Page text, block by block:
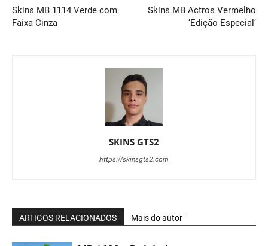
Skins MB 1114 Verde com
Faixa Cinza
Skins MB Actros Vermelho
‘Edição Especial’
SKINS GTS2
https://skinsgts2.com
ARTIGOS RELACIONADOS Mais do autor